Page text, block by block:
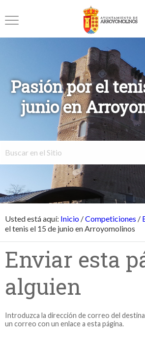
Pasión por el
junio en
Usted está aquí: Inicio /Competiciones /
el tenis el 15 de junio en Arroyomolinos
Enviar esta
alguien
Introduzca la dirección de correo del
un correo con un enlace a esta página.